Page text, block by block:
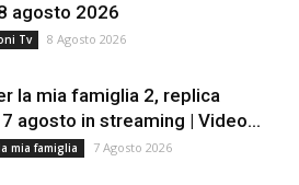
agosto 2026
Tv 8 Agosto 2026
la mia famiglia 2, replica
agosto in streaming | Video...
mia famiglia 7 Agosto 2026